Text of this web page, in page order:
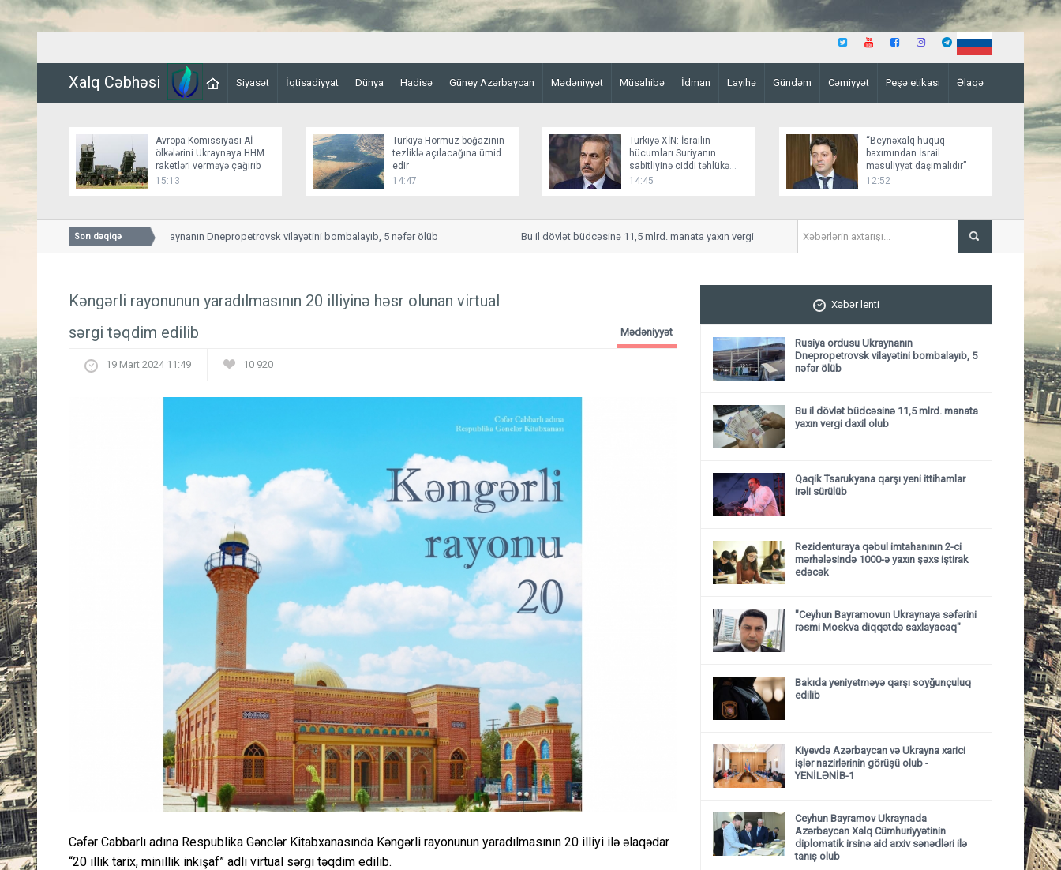
Xalq Cəbhəsi Siyasət İqtisadiyyat Dünya Hadisə Güney Azərbaycan Mədəniyyət Müsahibə İdman Layihə Gündəm Cəmiyyət Peşə etikası Əlaqə
Avropa Komissiyası Aİ
ölkələrini Ukraynaya HHM
raketləri verməyə çağırıb
15:13
Türkiyə Hörmüz boğazının
tezliklə açılacağına ümid
edir
14:47
Türkiyə XİN: İsrailin
hücumları Suriyanın
sabitliyinə ciddi təhlükə
yaradır
14:45
“Beynəxalq hüquq
baxımından İsrail
məsuliyyət daşımalıdır”
12:52
Son dəqiqə
Rusiya ordusu Ukraynanın Dnepropetrovsk vilayətini bombalayıb, 5 nəfər ölüb Bu il dövlət büdcəsinə 11,5 mlrd. manata yaxın vergi daxil olub Qaqik Tsarukyana qarşı
Kəngərli rayonunun yaradılmasının 20 illiyinə həsr olunan virtual
sərgi təqdim edilib
Mədəniyyət
19 Mart 2024 11:49 10 920
Cəfər Cabbarlı adına Respublika Gənclər Kitabxanasında Kəngərli rayonunun yaradılmasının 20 illiyi ilə əlaqədar
“20 illik tarix, minillik inkişaf” adlı virtual sərgi təqdim edilib.
Xəbər lenti
Rusiya ordusu Ukraynanın
Dnepropetrovsk vilayətini bombalayıb, 5
nəfər ölüb
Bu il dövlət büdcəsinə 11,5 mlrd. manata
yaxın vergi daxil olub
Qaqik Tsarukyana qarşı yeni ittihamlar
irəli sürülüb
Rezidenturaya qəbul imtahanının 2-ci
mərhələsində 1000-ə yaxın şəxs iştirak
edəcək
"Ceyhun Bayramovun Ukraynaya səfərini
rəsmi Moskva diqqətdə saxlayacaq"
Bakıda yeniyetməyə qarşı soyğunçuluq
edilib
Kiyevdə Azərbaycan və Ukrayna xarici
işlər nazirlərinin görüşü olub -
YENİLƏNİB-1
Ceyhun Bayramov Ukraynada
Azərbaycan Xalq Cümhuriyyətinin
diplomatik irsinə aid arxiv sənədləri ilə
tanış olub